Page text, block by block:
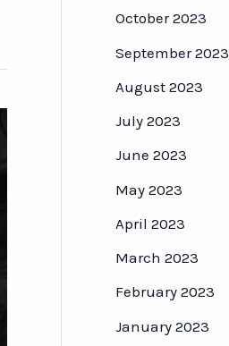
October 2023
September 2023
August 2023
July 2023
June 2023
May 2023
April 2023
March 2023
February 2023
January 2023